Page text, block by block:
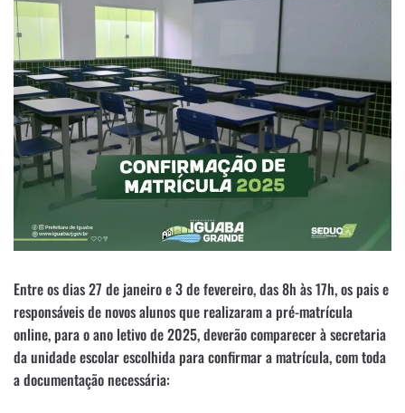
Entre os dias 27 de janeiro e 3 de fevereiro, das 8h às 17h, os pais e
responsáveis de novos alunos que realizaram a pré-matrícula
online, para o ano letivo de 2025, deverão comparecer à secretaria
da unidade escolar escolhida para confirmar a matrícula, com toda
a documentação necessária: